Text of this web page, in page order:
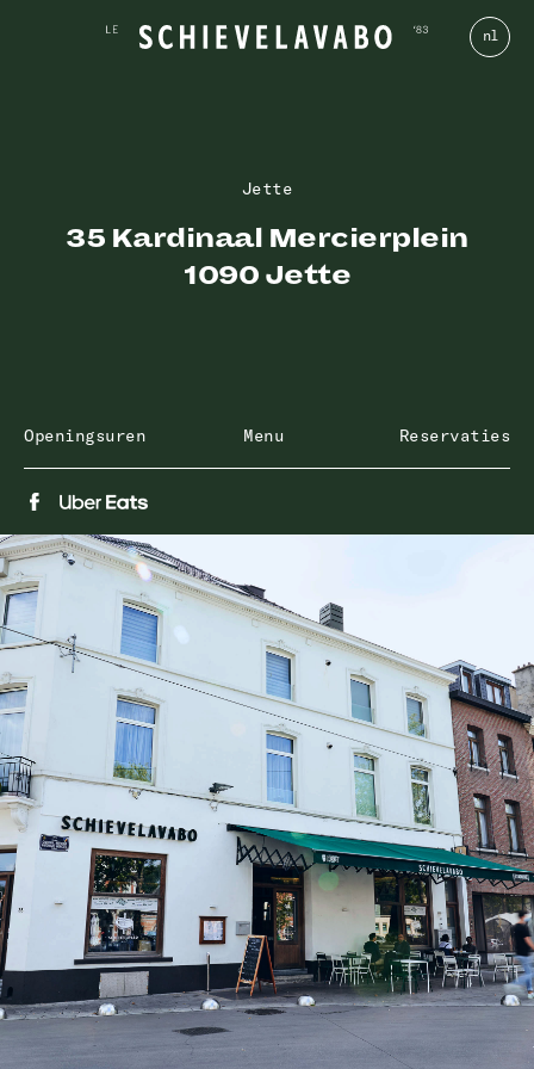
nl
Jette
35 Kardinaal Mercierplein
1090 Jette
Openingsuren Menu Reservaties